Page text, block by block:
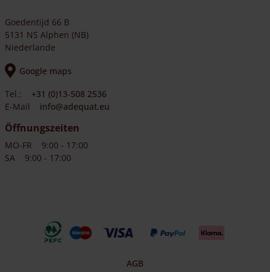
Goedentijd 66 B
5131 NS Alphen (NB)
Niederlande
Google maps
Tel.:
+31 (0)13-508 2536
E-Mail
info@adequat.eu
Öffnungszeiten
MO-FR
9:00 - 17:00
SA
9:00 - 17:00
AGB